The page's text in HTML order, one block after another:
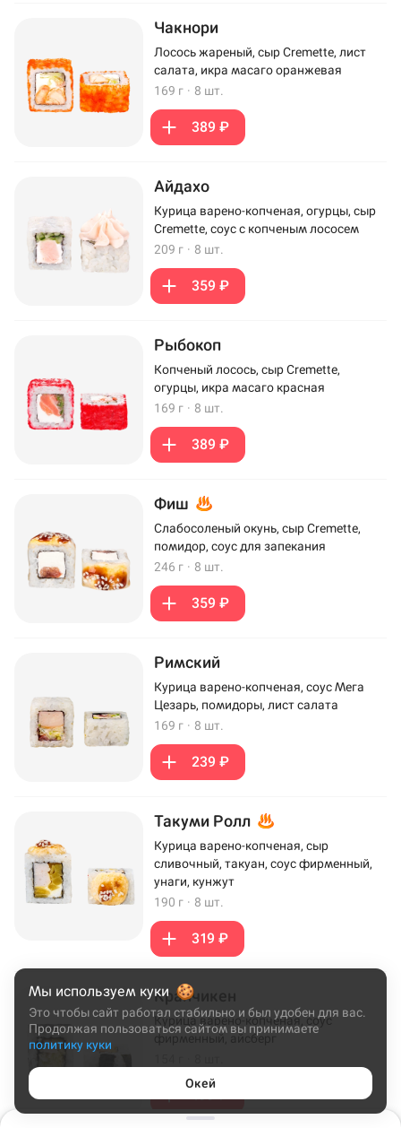
Чакнори
Лосось жареный, сыр Cremette, лист
салата, икра масаго оранжевая
169 г · 8 шт.
389 ₽
Айдахо
Курица варено-копченая, огурцы, сыр
Cremette, соус с копченым лососем
209 г · 8 шт.
359 ₽
Рыбокоп
Копченый лосось, сыр Cremette,
огурцы, икра масаго красная
169 г · 8 шт.
389 ₽
Фиш
Слабосоленый окунь, сыр Cremette,
помидор, соус для запекания
246 г · 8 шт.
359 ₽
Римский
Курица варено-копченая, соус Мега
Цезарь, помидоры, лист салата
169 г · 8 шт.
239 ₽
Такуми Ролл
Курица варено-копченая, сыр
сливочный, такуан, соус фирменный,
унаги, кунжут
190 г · 8 шт.
319 ₽
Кранчикен
Курица варено-копченая, соус
фирменный, айсберг
199 ₽
Мы используем куки
Это чтобы сайт работал стабильно и был удобен для вас.
Продолжая пользоваться сайтом вы принимаете
политику куки
Окей